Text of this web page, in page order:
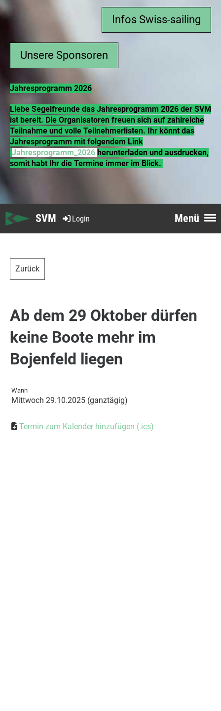
Infos Swiss-sailing
Unsere Sponsoren
Jahresprogramm 2026
Liebe Segelfreunde das Jahresprogramm 2026 der SVM
ist bereit. Die Organisatoren freuen sich auf zahlreiche
Teilnahme und volle Teilnehmerlisten. Ihr könnt das
Jahresprogramm mit folgendem Link
Jahresprogramm_2026 herunterladen und ausdrucken,
somit habt Ihr die Termine immer im Blick.
Menü
Login
SVM
Zurück
Ab dem 29 Oktober dürfen
keine Boote mehr im
Bojenfeld liegen
Wann
Mittwoch 29.10.2025 (ganztägig)
Termin zum Kalender hinzufügen (.ics)